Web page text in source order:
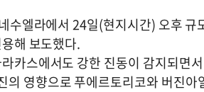
수엘라에서 24일(현지시간) 오후
해 보도했다.
카스에서도 강한 진동이 감지되면
의 영향으로 푸에르토리코와 버진